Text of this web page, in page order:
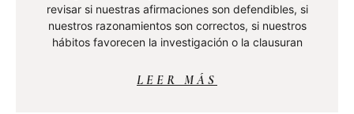
revisar si nuestras afirmaciones son defendibles, si
nuestros razonamientos son correctos, si nuestros
hábitos favorecen la investigación o la clausuran
LEER MÁS